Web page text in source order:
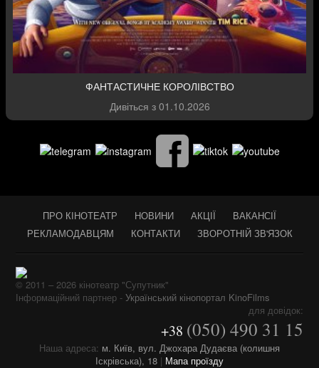
ФАНТАСТИЧНЕ КОРОЛІВСТВО
Дивіться з 01.10.2026
ПРО КІНОТЕАТР НОВИНИ АКЦІЇ
ВАКАНСІЇ
РЕКЛАМОДАВЦЯМ
КОНТАКТИ ЗВОРОТНІЙ ЗВ'ЯЗОК
© 2011 – 2026 кінотеатр "Супутник"
Інформаційний партнер - Український кінопортал KinoFilms
для довідок:
+38 (050) 490 31 15
Наша адреса: м. Київ, вул. Джохара Дудаєва (колишня
Іскрівська), 18 | Мапа проїзду